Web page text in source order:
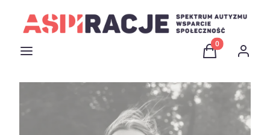
Menu Produkty w
Koszyk Zaloguj